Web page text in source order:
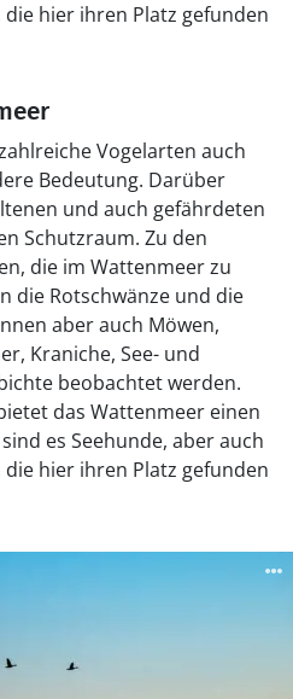
hier ihren Platz gefunden
Vogelarten auch
Bedeutung. Darüber
und auch gefährdeten
Schutzraum. Zu den
die im Wattenmeer zu
die Rotschwänze und die
aber auch Möwen,
Kraniche, See- und
beobachtet werden.
das Wattenmeer einen
es Seehunde, aber auch
hier ihren Platz gefunden